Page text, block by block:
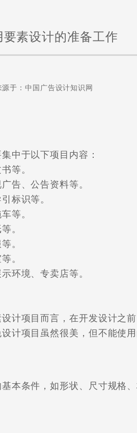
素设计的准备工作
于：中国广告设计知识网
中于以下项目内容：
等。
、公告资料等。
标识等。
等。
。
。
。
境、专卖店等。
项目而言，在开发设计之
计项目虽然很美，但不能使用
条件，如形状、尺寸规格、